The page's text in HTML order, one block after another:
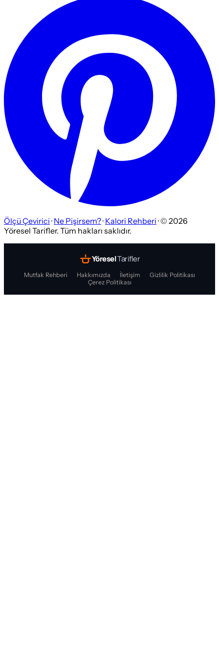
Ölçü Çevirici · Ne Pişirsem?· Kalori Rehberi · © 2026
Yöresel Tarifler. Tüm hakları saklıdır.
YöreselTarifler
Mutfak Rehberi Hakkımızda İletişim
Gizlilik Politikası
Çerez Politikası